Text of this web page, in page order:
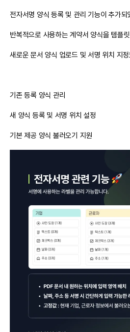
전자서명 양식 등록 및 관리 기능이 추가되
반복적으로 사용하는 계약서 양식을 템플
새로운 문서 양식 업로드 및 서명 위치 지
기존 등록 양식 관리
새 양식 등록 및 서명 위치 설정
기본 제공 양식 불러오기 지원